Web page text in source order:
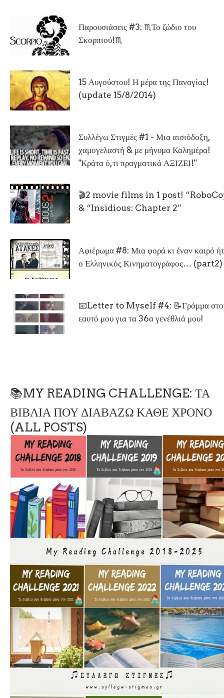
Παρουσιάσεις #3: ♏Το ζώδιο του
Σκορπιού!♏
15 Αυγούστου! Η μέρα της Παναγίας!
(update 15/8/2014)
Συλλέγω Στιγμές #1 - Μια αισιόδοξη,
χαμογελαστή & με μήνυμα Καλημέρα!
"Κράτα ό,τι πραγματικά ΑΞΙΖΕΙ!"
🎬2 movie films in 1 post!
& “Insidious: Chapter 2”
Αφιέρωμα #8: Μια φορά κι έναν καιρό
ο Ελληνικός Κινηματογράφος… (part2)
📧Letter to Myself #4: 📝Γράμμα
εαυτό μου για τα 36α γενέθλιά μου!
📚MY READING CHALLENGE: ΤΑ
ΒΙΒΛΙΑ ΠΟΥ ΔΙΑΒΑΖΩ ΚΑΘΕ ΧΡΟΝΟ
(ALL POSTS)